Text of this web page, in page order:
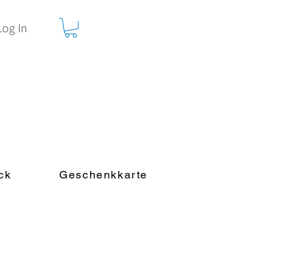
In
Geschenkkarte